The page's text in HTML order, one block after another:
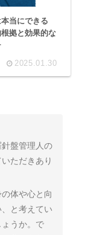
当にできる
拠と効果的な
2025.01.30
盤管理人の
ただきあり
体や心と向
と考えてい
うか。で